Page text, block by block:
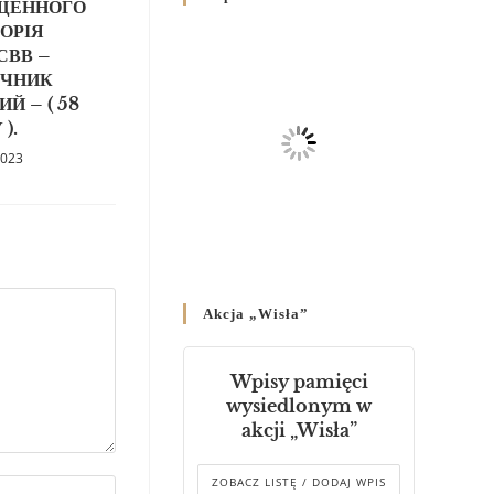
–
– ( 58
).
Родин
Справ Молоді та встановленя
складу Катихитичної Комісії
днях 2-12 липня 2024 р.”
Декрет єпископів
Перемисько-Варшавської
Митрополії стосовно
звершування Божественної
літургії
Akcja „Wisła”
Wpisy pamięci
wysiedlonym w
akcji „Wisła”
ZOBACZ LISTĘ / DODAJ WPIS